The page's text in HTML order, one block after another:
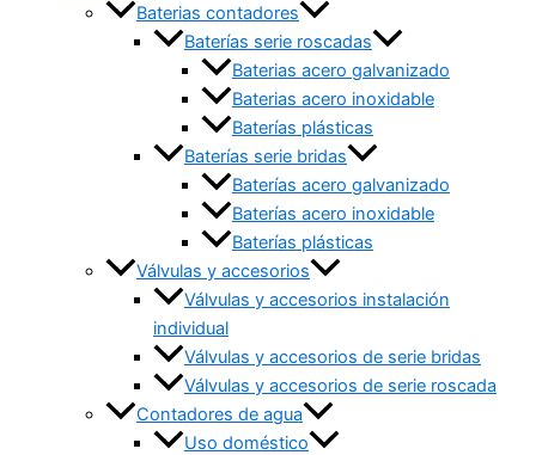
Baterias contadores
Baterías serie roscadas
Baterias acero galvanizado
Baterias acero inoxidable
Baterías plásticas
Baterías serie bridas
Baterías acero galvanizado
Baterías acero inoxidable
Baterías plásticas
Válvulas y accesorios
Válvulas y accesorios instalación
individual
Válvulas y accesorios de serie bridas
Válvulas y accesorios de serie roscada
Contadores de agua
Uso doméstico